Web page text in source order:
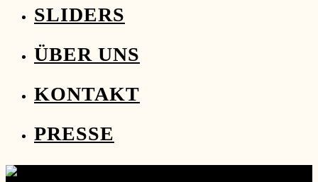
SLIDERS
ÜBER UNS
KONTAKT
PRESSE